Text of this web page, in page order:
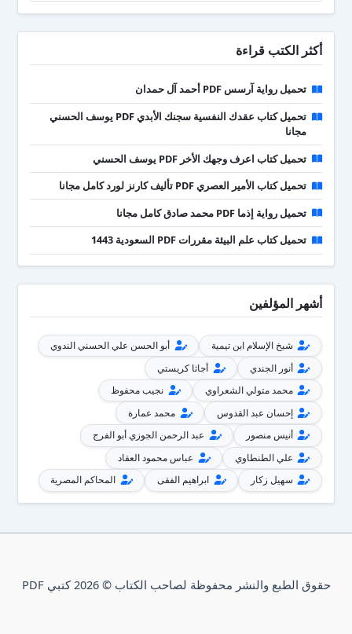
أكثر الكتب قراءة
تحميل رواية آرسس PDF أحمد آل حمدان
تحميل كتاب عقدك النفسية سجنك الأبدي PDF يوسف الحسني
مجانا
تحميل كتاب اعرف وجهك الأخر PDF يوسف الحسني
تحميل كتاب الأمير العصري PDF تأليف كارنز لورد كامل مجانا
تحميل رواية إذما PDF محمد صادق كامل مجانا
تحميل كتاب علم البيئة مقررات PDF السعودية 1443
أشهر المؤلفين
شيخ الإسلام ابن تيمية
أبو الحسن علي الحسني الندوي
أنور الجندي
أجاثا كريستي
محمد متولي الشعراوي
نجيب محفوظ
إحسان عبد القدوس
محمد عمارة
أنيس منصور
عبد الرحمن الجوزي أبو الفرج
علي الطنطاوي
عباس محمود العقاد
سهيل زكار
ابراهيم الفقى المحاكم المصرية
حقوق الطبع والنشر محفوظة لصاحب الكتاب © 2026 كتبي PDF